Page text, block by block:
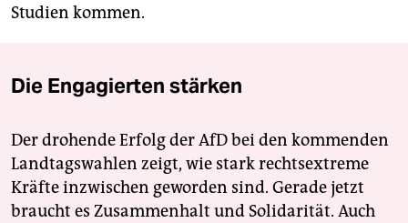
Studien kommen.
Die Engagierten stärken
Der drohende Erfolg der AfD bei den kommenden
Landtagswahlen zeigt, wie stark rechtsextreme
Kräfte inzwischen geworden sind. Gerade jetzt
braucht es Zusammenhalt und Solidarität. Auch